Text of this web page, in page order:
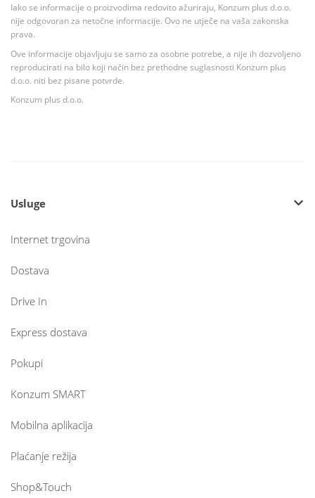
Iako se informacije o proizvodima redovito ažuriraju, Konzum plus d.o.o.
nije odgovoran za netočne informacije. Ovo ne utječe na vaša zakonska
prava.
Ove informacije objavljuju se samo za osobne potrebe, a nije ih dozvoljeno
reproducirati na bilo koji način bez prethodne suglasnosti Konzum plus
d.o.o. niti bez pisane potvrde.
Konzum plus d.o.o.
Usluge
Internet trgovina
Dostava
Drive In
Express dostava
Pokupi
Konzum SMART
Mobilna aplikacija
Plaćanje režija
Shop&Touch